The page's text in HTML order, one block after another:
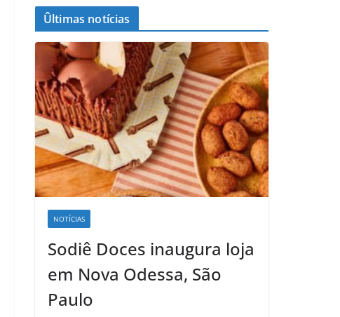
Ûltimas notícias
NOTÍCIAS
Sodiê Doces inaugura loja
em Nova Odessa, São
Paulo